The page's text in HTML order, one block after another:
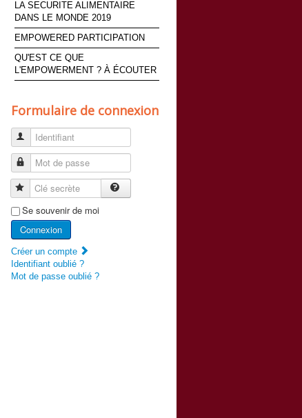
LA SECURITE ALIMENTAIRE
DANS LE MONDE 2019
EMPOWERED PARTICIPATION
QU'EST CE QUE
L'EMPOWERMENT ? À ÉCOUTER
Formulaire de connexion
Identifiant
Mot de passe
Clé secrète
Se souvenir de moi
Connexion
Créer un compte
Identifiant oublié ?
Mot de passe oublié ?